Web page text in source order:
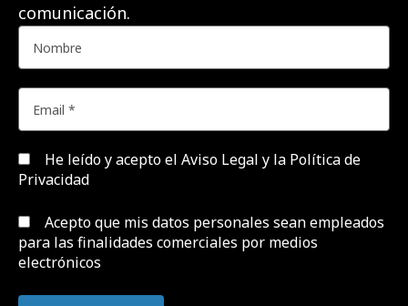
comunicación.
He leído y acepto el Aviso Legal y la Política de
Privacidad
Acepto que mis datos personales sean empleados
para las finalidades comerciales por medios
electrónicos